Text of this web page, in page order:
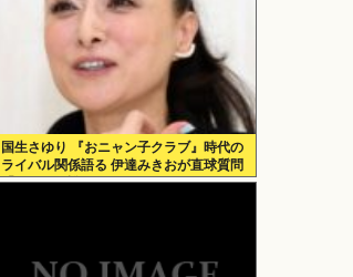
国生さゆり 『おニャン子クラブ』時代の
ライバル関係語る 伊達みきおが直球質問
「たとえば誰です？」